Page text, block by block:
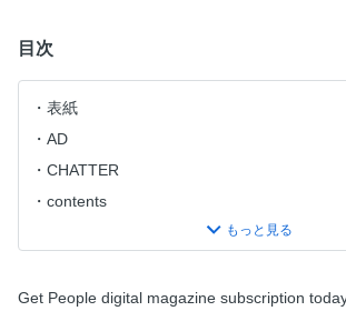
目次
表紙
AD
CHATTER
contents
PEOPLE PICKS
Get People digital magazine subscription